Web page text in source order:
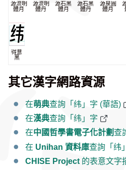
源流明
體月
源流明
體丹
源石黑
體月
源石黑
體丹
源泉圓
體月
得意
黑
其它漢字網路資源
在萌典查詢「纬」字 (華語)
在漢典查詢「纬」字
在中國哲學書電子化計劃查
在 Unihan 資料庫查詢「纬
CHISE Project 的表意文字